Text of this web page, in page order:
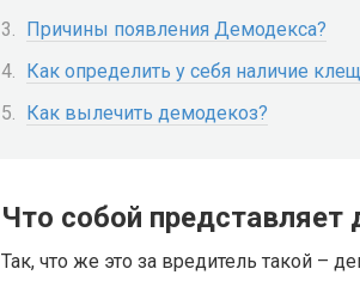
Причины появления Демодекса?
Как определить у себя наличие
Как вылечить демодекоз?
Что собой представляет
Так, что же это за вредитель такой –